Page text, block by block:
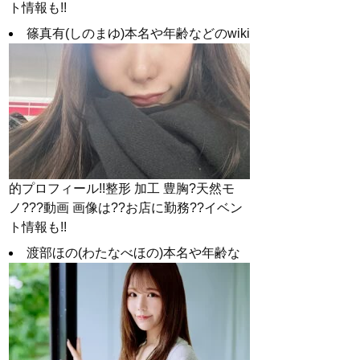
ト情報も!!
篠真有(しのまゆ)本名や年齢などのwiki
的プロフィール!!整形 加工 豊胸?天然モ
ノ???動画 画像は??お店に勤務??イベン
ト情報も!!
渡部ほの(わたなべほの)本名や年齢な